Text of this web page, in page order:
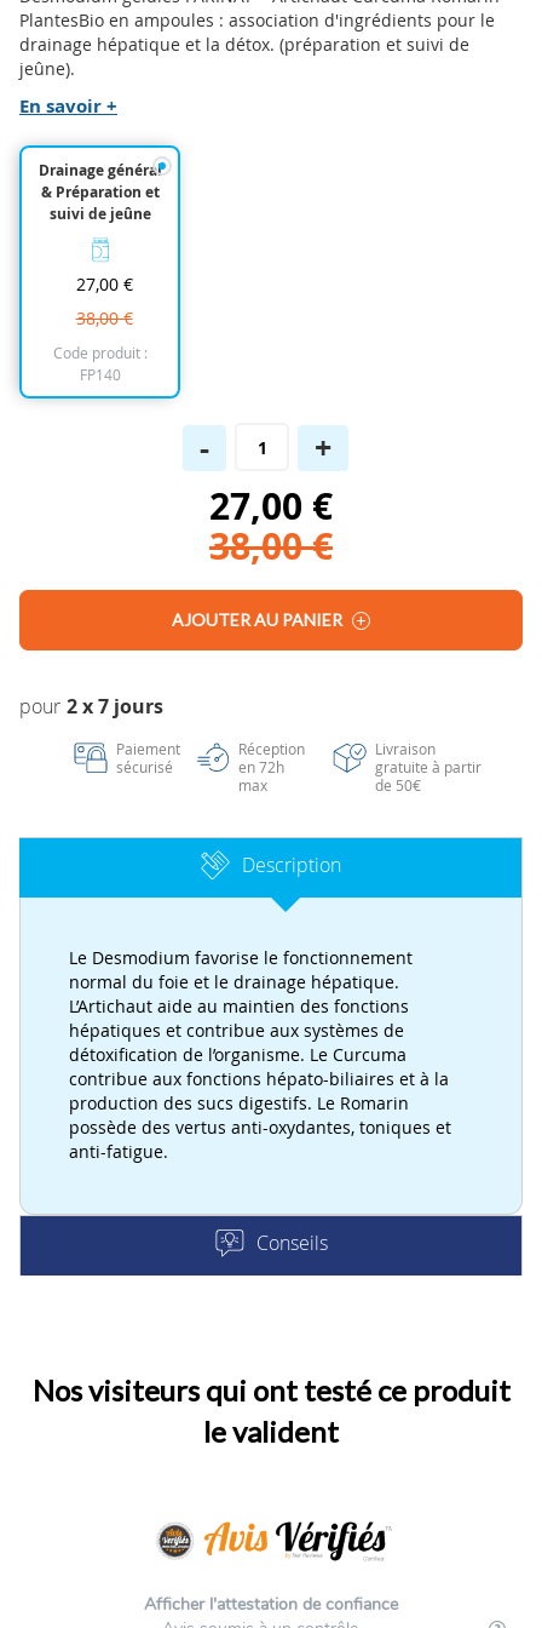
to
the
beginning
the
images
gallery
PlantesBio en ampoules : association d'ingrédients pour le
drainage hépatique et la détox. (préparation et suivi de
jeûne).
En savoir +
Drainage général
& Préparation et
suivi de jeûne
27,00 €
38,00 €
Code produit :
FP140
- +
27,00 €
38,00 €
AJOUTER AU PANIER
2 x 7 jours
Paiement
sécurisé
Réception
en 72h
max
Livraison
gratuite à partir
de 50€
Description
Le Desmodium favorise le fonctionnement
normal du foie et le drainage hépatique.
L’Artichaut aide au maintien des fonctions
hépatiques et contribue aux systèmes de
détoxification de l’organisme. Le Curcuma
contribue aux fonctions hépato-biliaires et à la
production des sucs digestifs. Le Romarin
possède des vertus anti-oxydantes, toniques et
anti-fatigue.
Conseils
Nos visiteurs qui ont testé ce produit
le valident
Afficher l'attestation de confiance